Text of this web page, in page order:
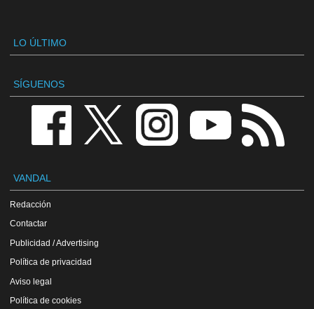
LO ÚLTIMO
SÍGUENOS
VANDAL
Redacción
Contactar
Publicidad / Advertising
Política de privacidad
Aviso legal
Política de cookies